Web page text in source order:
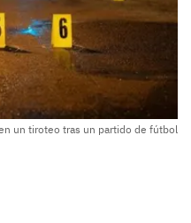
un tiroteo tras un partido de fútbol